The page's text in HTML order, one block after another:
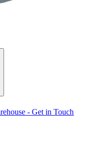
- Get in Touch